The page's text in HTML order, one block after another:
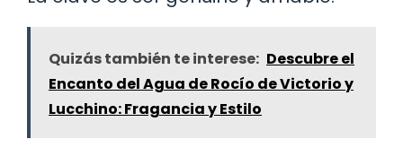
Quizás también te interese: Descubre el
Encanto del Agua de Rocío de Victorio y
Lucchino: Fragancia y Estilo